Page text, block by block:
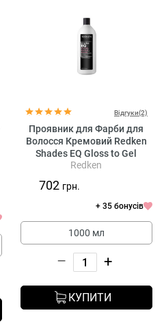
Відгуки(2)
Проявник для Фарби для
Волосся Кремовий Redken
Shades EQ Gloss to Gel
Processing Solution
Redken
702 грн.
+ 35 бонусів
1000 мл
– +
КУПИТИ